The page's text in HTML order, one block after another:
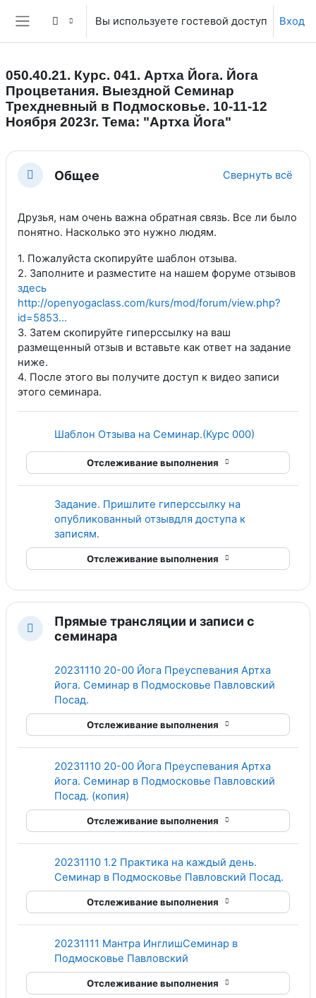
Перейти к основному содержанию
Боковая панель
Вы используете гостевой доступ Вход
050.40.21. Курс. 041. Артха Йога. Йога
Процветания. Выездной Семинар
Трехдневный в Подмосковье. 10-11-12
Ноября 2023г. Тема: "Артха Йога"
Section outline
СвернутьОбщее Свернуть всё
Друзья, нам очень важна обратная связь. Все ли было
понятно. Насколько это нужно людям.
1. Пожалуйста скопируйте шаблон отзыва.
2. Заполните и разместите на нашем форуме отзывов
здесь
http://openyogaclass.com/kurs/mod/forum/view.php?
id=5853...
3. Затем скопируйте гиперссылку на ваш
размещенный отзыв и вставьте как ответ на задание
ниже.
4. После этого вы получите доступ к видео записи
этого семинара.
Шаблон Отзыва на Семинар.(Курс 000)
Отслеживание выполнения
Задание. Пришлите гиперссылку на
опубликованный отзывдля доступа к
записям.
Отслеживание выполнения
Свернуть
Прямые трансляции и записи с
семинара
20231110 20-00 Йога Преуспевания Артха
йога. Семинар в Подмосковье Павловский
Посад.
Отслеживание выполнения
20231110 20-00 Йога Преуспевания Артха
йога. Семинар в Подмосковье Павловский
Посад. (копия)
Отслеживание выполнения
20231110 1.2 Практика на каждый день.
Семинар в Подмосковье Павловский Посад.
Отслеживание выполнения
20231111 Мантра ИнглишСеминар в
Подмосковье Павловский
Отслеживание выполнения